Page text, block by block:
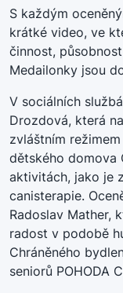
S každým
krátké video, ve
činnost,
Medailonky jsou
V sociálních
Drozdová, která
zvláštním
dětského domova
aktivitách, jako je
canisterapie.
Radoslav Mather,
radost v podobě
Chráněného
seniorů POHODA